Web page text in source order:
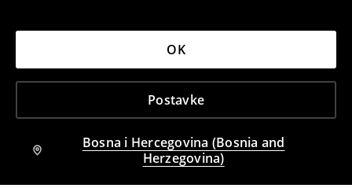
Postavke
OK
Bosna i Hercegovina (Bosnia and
Herzegovina)